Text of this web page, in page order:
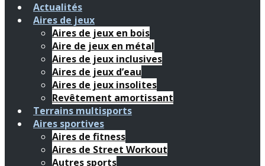
Actualités
Aires de jeux
Aires de jeux en bois
Aire de jeux en métal
Aires de jeux inclusives
Aires de jeux d’eau
Aires de jeux insolites
Revêtement amortissant
Terrains multisports
Aires sportives
Aires de fitness
Aires de Street Workout
Autres sports